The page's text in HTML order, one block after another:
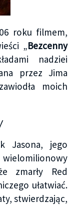
roku filmem,
„Bezcenny
nadziei
przez Jima
moich
Jasona, jego
zmarły Red
ułatwiać.
stwierdzając,